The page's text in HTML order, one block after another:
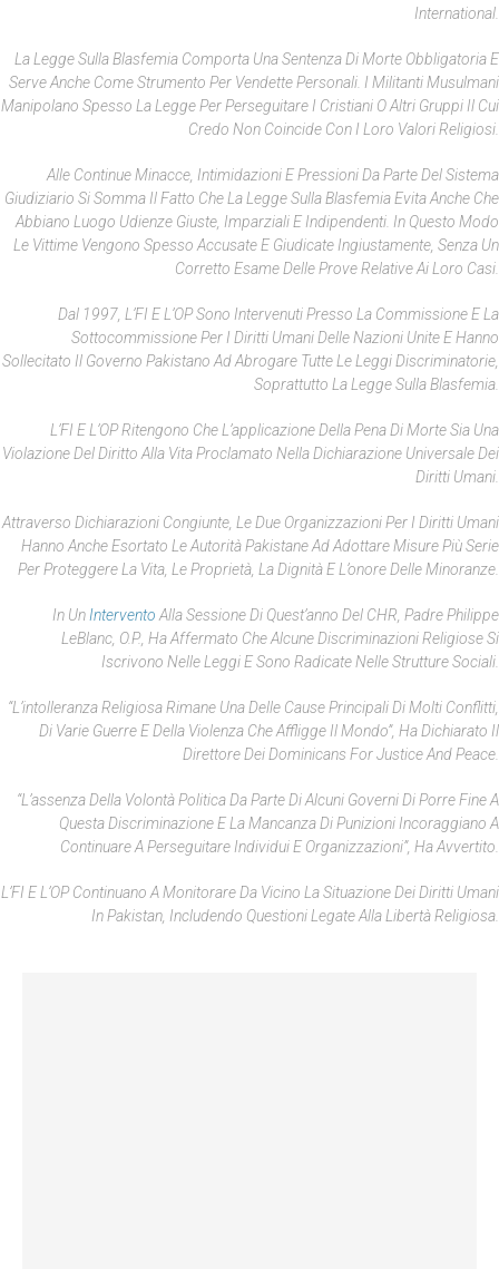
International.
La Legge Sulla Blasfemia Comporta Una Sentenza Di Morte Obbligatoria E
Serve Anche Come Strumento Per Vendette Personali. I Militanti Musulmani
Manipolano Spesso La Legge Per Perseguitare I Cristiani O Altri Gruppi Il Cui
Credo Non Coincide Con I Loro Valori Religiosi.
Alle Continue Minacce, Intimidazioni E Pressioni Da Parte Del Sistema
Giudiziario Si Somma Il Fatto Che La Legge Sulla Blasfemia Evita Anche Che
Abbiano Luogo Udienze Giuste, Imparziali E Indipendenti. In Questo Modo
Le Vittime Vengono Spesso Accusate E Giudicate Ingiustamente, Senza Un
Corretto Esame Delle Prove Relative Ai Loro Casi.
Dal 1997, L’FI E L’OP Sono Intervenuti Presso La Commissione E La
Sottocommissione Per I Diritti Umani Delle Nazioni Unite E Hanno
Sollecitato Il Governo Pakistano Ad Abrogare Tutte Le Leggi Discriminatorie,
Soprattutto La Legge Sulla Blasfemia.
L’FI E L’OP Ritengono Che L’applicazione Della Pena Di Morte Sia Una
Violazione Del Diritto Alla Vita Proclamato Nella Dichiarazione Universale Dei
Diritti Umani.
Attraverso Dichiarazioni Congiunte, Le Due Organizzazioni Per I Diritti Umani
Hanno Anche Esortato Le Autorità Pakistane Ad Adottare Misure Più Serie
Per Proteggere La Vita, Le Proprietà, La Dignità E L’onore Delle Minoranze.
In Un Intervento Alla Sessione Di Quest’anno Del CHR, Padre Philippe
LeBlanc, O.P., Ha Affermato Che Alcune Discriminazioni Religiose Si
Iscrivono Nelle Leggi E Sono Radicate Nelle Strutture Sociali.
“L’intolleranza Religiosa Rimane Una Delle Cause Principali Di Molti Conflitti,
Di Varie Guerre E Della Violenza Che Affligge Il Mondo”, Ha Dichiarato Il
Direttore Dei Dominicans For Justice And Peace.
“L’assenza Della Volontà Politica Da Parte Di Alcuni Governi Di Porre Fine A
Questa Discriminazione E La Mancanza Di Punizioni Incoraggiano A
Continuare A Perseguitare Individui E Organizzazioni”, Ha Avvertito.
L’FI E L’OP Continuano A Monitorare Da Vicino La Situazione Dei Diritti Umani
In Pakistan, Includendo Questioni Legate Alla Libertà Religiosa.